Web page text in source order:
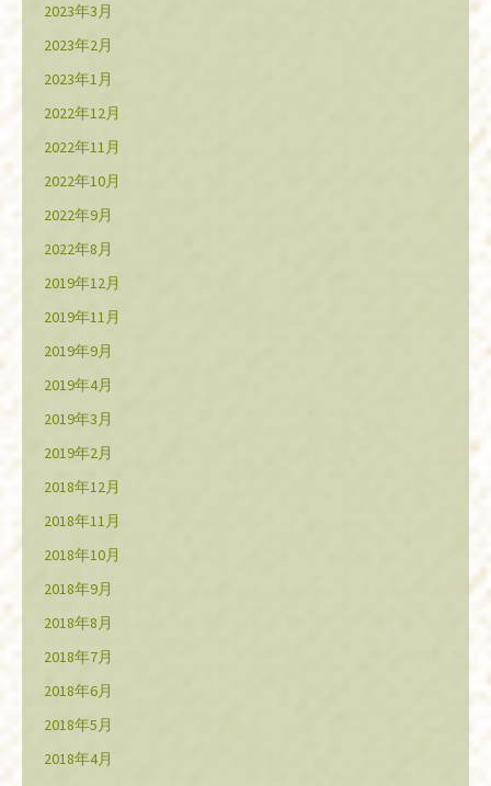
2023年3月
2023年2月
2023年1月
2022年12月
2022年11月
2022年10月
2022年9月
2022年8月
2019年12月
2019年11月
2019年9月
2019年4月
2019年3月
2019年2月
2018年12月
2018年11月
2018年10月
2018年9月
2018年8月
2018年7月
2018年6月
2018年5月
2018年4月